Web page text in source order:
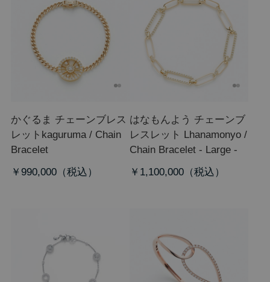
かぐるま チェーンブレス
レット kaguruma / Chain
Bracelet
￥990,000
はなもんよう チェーンブ
レスレット Lhanamonyo /
Chain Bracelet - Large -
￥1,100,000